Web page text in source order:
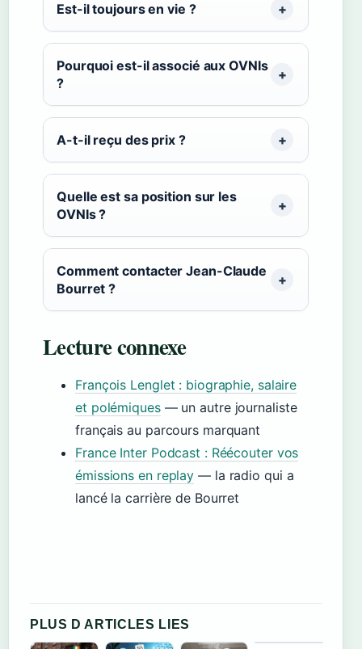
Est-il toujours en vie ?
Pourquoi est-il associé aux OVNIs
?
A-t-il reçu des prix ?
Quelle est sa position sur les
OVNIs ?
Comment contacter Jean-Claude
Bourret ?
Lecture connexe
François Lenglet : biographie, salaire
et polémiques— un autre journaliste
français au parcours marquant
France Inter Podcast : Réécouter vos
émissions en replay — la radio qui a
lancé la carrière de Bourret
PLUS D ARTICLES LIES